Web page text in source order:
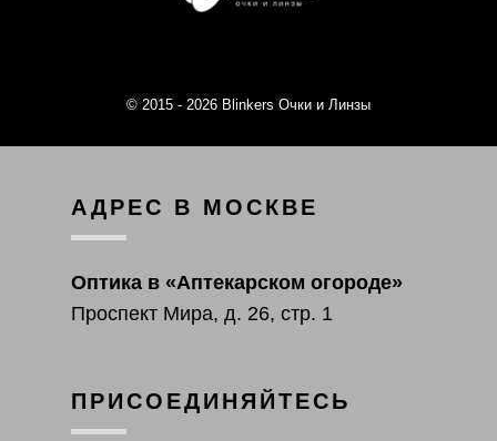
© 2015 - 2026 Blinkers Очки и Линзы
АДРЕС В МОСКВЕ
ПРИСОЕДИНЯЙТЕСЬ
Оптика в «Аптекарском огороде»
Проспект Мира, д. 26, стр. 1